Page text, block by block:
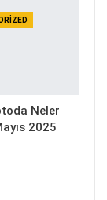
Neler
2025